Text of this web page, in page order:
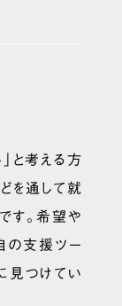
」と考える方
を通して就
す。希望や
の支援ツー
見つけてい